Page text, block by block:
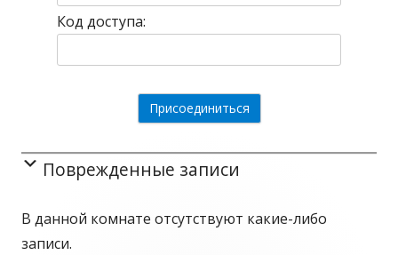
Код доступа:
Поврежденные записи
В данной комнате отсутствуют какие-либо
записи.